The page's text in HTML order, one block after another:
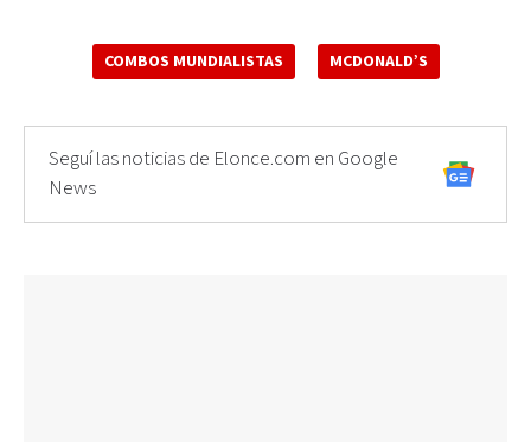
COMBOS MUNDIALISTAS MCDONALD’S
Seguí las noticias de Elonce.com en Google
News